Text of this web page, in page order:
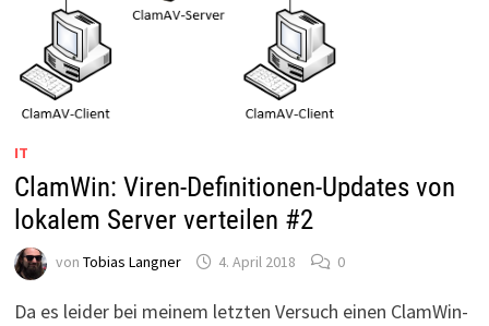
IT
ClamWin: Viren-Definitionen-Updates von
lokalem Server verteilen #2
von Tobias Langner 4. April 2018 0
Da es leider bei meinem letzten Versuch einen ClamWin-